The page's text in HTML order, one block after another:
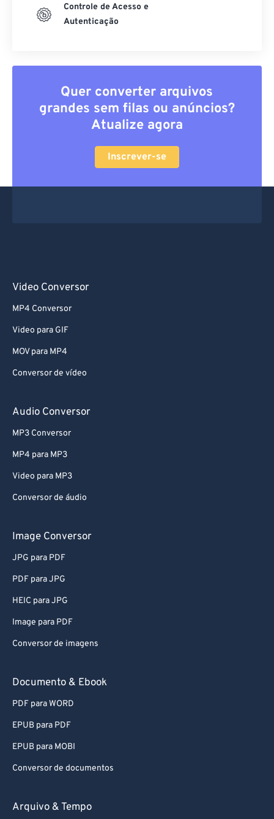
Controle de Acesso e
Autenticação
Quer converter arquivos
grandes sem filas ou anúncios?
Atualize agora
Inscrever-se
Video Conversor
MP4 Conversor
Video para GIF
MOV para MP4
Conversor de vídeo
Audio Conversor
MP3 Conversor
MP4 para MP3
Video para MP3
Conversor de áudio
Image Conversor
JPG para PDF
PDF para JPG
HEIC para JPG
Image para PDF
Conversor de imagens
Documento & Ebook
PDF para WORD
EPUB para PDF
EPUB para MOBI
Conversor de documentos
Arquivo & Tempo